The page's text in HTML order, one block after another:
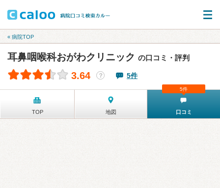
« 病院TOP
耳鼻咽喉科おがわクリニック の口コミ・評判
3.64 ？ 5件
TOP 地図 口コミ
5件